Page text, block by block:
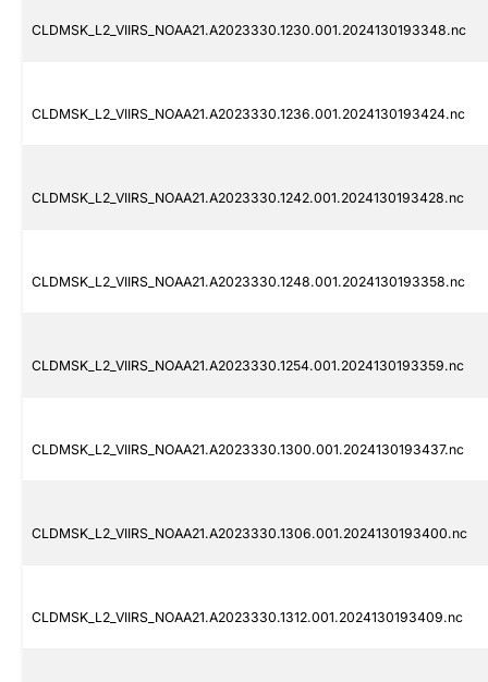
CLDMSK_L2_VIIRS_NOAA21.A2023330.1230.001.2024130193348.nc
CLDMSK_L2_VIIRS_NOAA21.A2023330.1236.001.2024130193424.nc
CLDMSK_L2_VIIRS_NOAA21.A2023330.1242.001.2024130193428.nc
CLDMSK_L2_VIIRS_NOAA21.A2023330.1248.001.2024130193358.nc
CLDMSK_L2_VIIRS_NOAA21.A2023330.1254.001.2024130193359.nc
CLDMSK_L2_VIIRS_NOAA21.A2023330.1300.001.2024130193437.nc
CLDMSK_L2_VIIRS_NOAA21.A2023330.1306.001.2024130193400.nc
CLDMSK_L2_VIIRS_NOAA21.A2023330.1312.001.2024130193409.nc